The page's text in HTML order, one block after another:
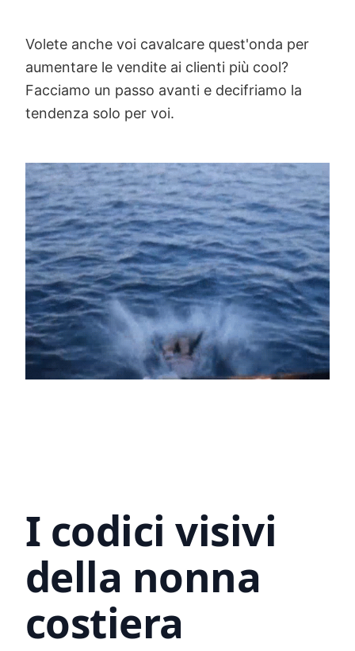
Volete anche voi cavalcare quest'onda per
aumentare le vendite ai clienti più cool?
Facciamo un passo avanti e decifriamo la
tendenza solo per voi.
I codici visivi
della nonna
costiera